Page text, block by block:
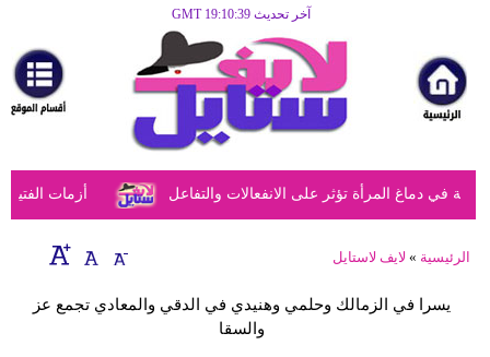
آخر تحديث GMT 19:10:39
مرأة
أزياء
أزياء
إسلاميةأزمات دماغ المرأة تؤثر على الانفعالات والتفاعل
الرئيسية » لايف لاستايل
يسرا في الزمالك وحلمي وهنيدي في الدقي والمعادي تجمع عز
والسقا